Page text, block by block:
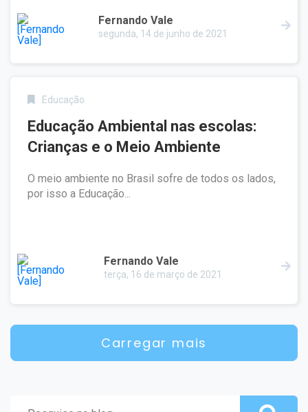
Fernando Vale
segunda, 14 de junho de 2021
Educação
Educação Ambiental nas escolas:
Crianças e o Meio Ambiente
O meio ambiente no Brasil sofre de todos os lados,
por isso a Educação...
Fernando Vale
terça, 16 de março de 2021
Carregar mais